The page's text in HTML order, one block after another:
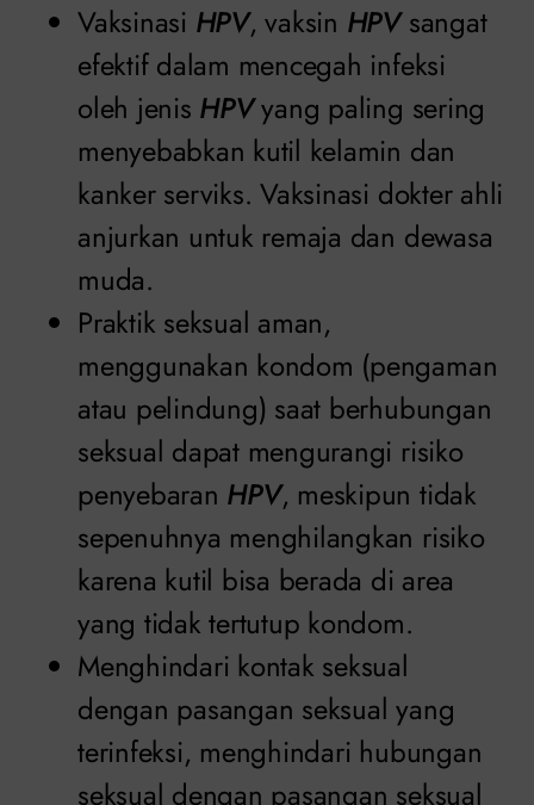
Vaksinasi HPV, vaksin HPVsangat
efektif dalam mencegah infeksi
oleh jenis HPVyang paling sering
menyebabkan kutil kelamin dan
kanker serviks. Vaksinasi dokter ahli
anjurkan untuk remaja dan dewasa
muda.
Praktik seksual aman,
menggunakan kondom (pengaman
atau pelindung) saat berhubungan
seksual dapat mengurangi risiko
penyebaran HPV, meskipun tidak
sepenuhnya menghilangkan risiko
karena kutil bisa berada di area
yang tidak tertutup kondom.
Menghindari kontak seksual
dengan pasangan seksual yang
terinfeksi, menghindari hubungan
seksual dengan pasangan seksual